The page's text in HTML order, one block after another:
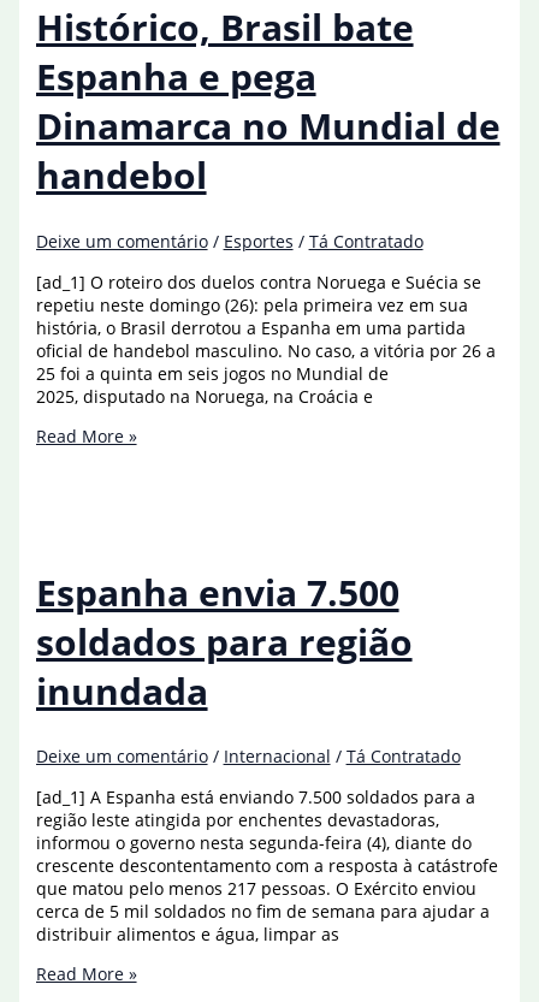
às
finais
da
Billie
Jean
King
Cup
Histórico, Brasil bate
Espanha e pega
Dinamarca no Mundial de
handebol
Deixe um comentário / Esportes / Tá Contratado
[ad_1] O roteiro dos duelos contra Noruega e Suécia se
repetiu neste domingo (26): pela primeira vez em sua
história, o Brasil derrotou a Espanha em uma partida
oficial de handebol masculino. No caso, a vitória por 26 a
25 foi a quinta em seis jogos no Mundial de
2025, disputado na Noruega, na Croácia e
Histórico,
no
Mundial
de
handebol
Read More »
Espanha envia 7.500
soldados para região
inundada
Deixe um comentário / Internacional / Tá Contratado
[ad_1] A Espanha está enviando 7.500 soldados para a
região leste atingida por enchentes devastadoras,
informou o governo nesta segunda-feira (4), diante do
crescente descontentamento com a resposta à catástrofe
que matou pelo menos 217 pessoas. O Exército enviou
cerca de 5 mil soldados no fim de semana para ajudar a
distribuir alimentos e água, limpar as
Espanha
Read More »